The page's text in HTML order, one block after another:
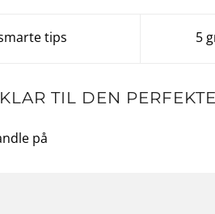
tips 5
TIL DEN
på